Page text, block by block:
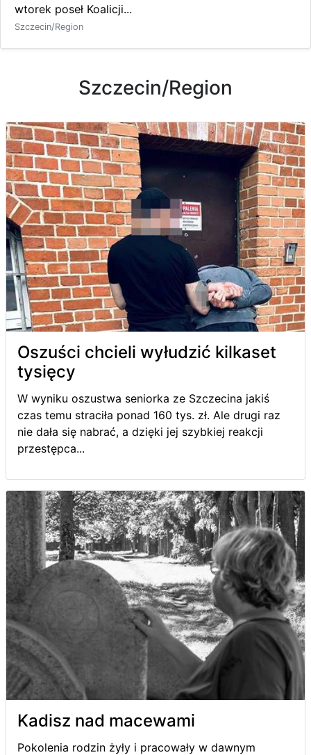
wtorek poseł Koalicji...
Szczecin/Region
Szczecin/Region
Oszuści chcieli wyłudzić kilkaset
tysięcy
W wyniku oszustwa seniorka ze Szczecina jakiś
czas temu straciła ponad 160 tys. zł. Ale drugi raz
nie dała się nabrać, a dzięki jej szybkiej reakcji
przestępca...
Kadisz nad macewami
Pokolenia rodzin żyły i pracowały w dawnym